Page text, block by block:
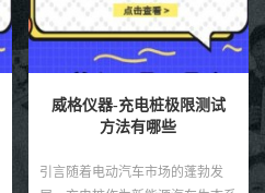
威格仪器-充电桩极限测试
方法有哪些
引言随着电动汽车市场的蓬勃发